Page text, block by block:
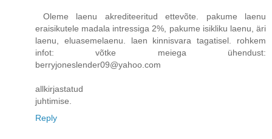
Oleme laenu akrediteeritud ettevõte. pakume laenu
eraisikutele madala intressiga 2%, pakume isikliku laenu, äri
laenu, eluasemelaenu. laen kinnisvara tagatisel. rohkem
infot: võtke meiega ühendust:
berryjoneslender09@yahoo.com
allkirjastatud
juhtimise.
Reply